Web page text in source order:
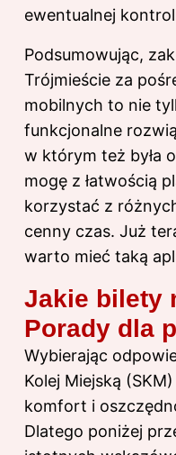
ewentualnej
Podsumowując,
Trójmieście za
mobilnych to nie
funkcjonalne
w którym też była
mogę z łatwością
korzystać z
cenny czas. Już
warto mieć taką
Jakie bilety
Porady dla
Wybierając
Kolej Miejską
komfort i
Dlatego poniżej